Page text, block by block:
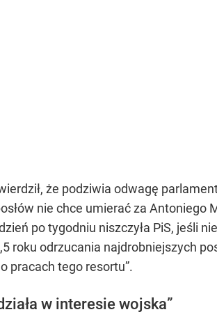
że podziwia odwagę
nie chce umierać za
po tygodniu niszczyła PiS, jeśli
roku odrzucania najdrobniejszych
pracach tego resortu”.
w interesie wojska”